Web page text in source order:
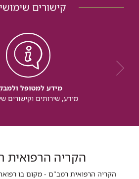
קישורים
מידע למטופל
מידע, שירותים וקישורים
הקריה הרפואית
הקריה הרפואית רמב"ם - מקום בו רפואה,